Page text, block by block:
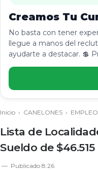
Creamos Tu
No basta con tener
llegue a manos del
ayudarte a destacar. 💲
Inicio › CANELONES ›
Lista de
Sueldo de $46.515
Publicado 8:26